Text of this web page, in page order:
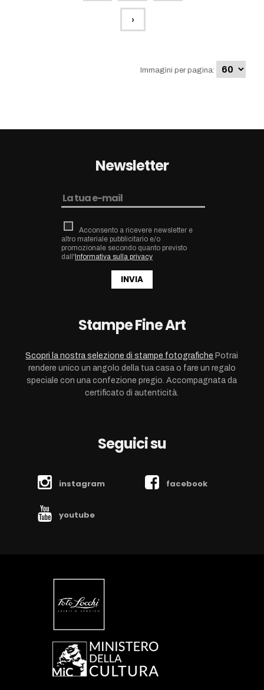
›
Immagini per pagina:
Newsletter
Acconsento a ricevere newsletter e
altro materiale pubblicitario e/o
promozionale secondo quanto previsto
dall' Informativa sulla privacy
INVIA
Stampe Fine Art
Scopri la nostra selezione di stampe fotografiche Potrai
rendere unico un angolo della tua casa o fare un regalo
speciale con una confezione pregio. Accompagnata da
certificato di autenticità.
Seguici su
instagram facebook
youtube